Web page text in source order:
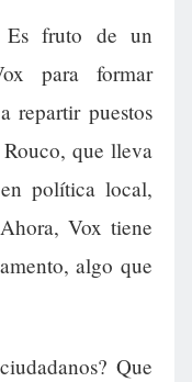
Es fruto de un
para formar
repartir puestos
que lleva
política local,
Vox tiene
algo que
Que